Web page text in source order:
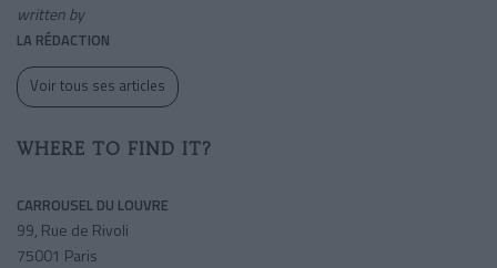
written by
LA RÉDACTION
Voir tous ses articles
WHERE TO FIND IT?
CARROUSEL DU LOUVRE
99, Rue de Rivoli
75001 Paris